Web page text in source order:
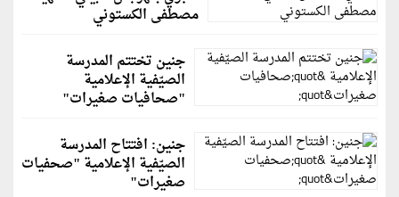
مصطفى الكستوني
جنين تختتم المدرسة
الصيّفية الإعلامية
"صحافيات صغيرات"
جنين: افتتاح المدرسة
الصيّفية الإعلامية "صحفيات
صغيرات"